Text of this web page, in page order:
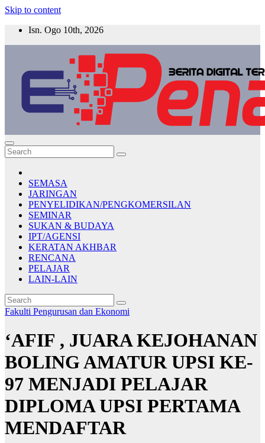
Skip to content
Isn. Ogo 10th, 2026
E-PENA
Berita Digital Terkini
SEMASA
JARINGAN
PENYELIDIKAN/PENGKOMERSILAN
SEMINAR
SUKAN & BUDAYA
IPT/AGENSI
KERATAN AKHBAR
RENCANA
PELAJAR
LAIN-LAIN
Fakulti Pengurusan dan Ekonomi
‘AFIF , JUARA KEJOHANAN
BOLING AMATUR UPSI KE-
97 MENJADI PELAJAR
DIPLOMA UPSI PERTAMA
MENDAFTAR